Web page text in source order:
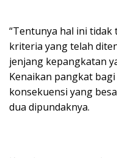
“Tentunya hal ini
kriteria yang telah
jenjang kepangkatan
Kenaikan pangkat
konsekuensi yang
dua dipundaknya.